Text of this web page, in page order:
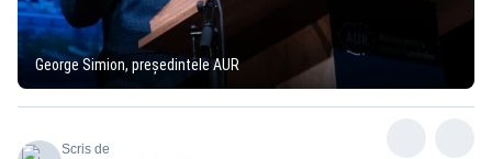
George Simion, președintele AUR
Scris de